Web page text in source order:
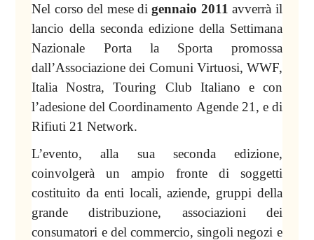
Nel corso del mese digennaio 2011 avverrà il
lancio della seconda edizione della Settimana
Nazionale Porta la Sporta promossa
dall’Associazione dei Comuni Virtuosi, WWF,
Italia Nostra, Touring Club Italiano e con
l’adesione del Coordinamento Agende 21, e di
Rifiuti 21 Network.
L’evento, alla sua seconda edizione,
coinvolgerà un ampio fronte di soggetti
costituito da enti locali, aziende, gruppi della
grande distribuzione, associazioni dei
consumatori e del commercio, singoli negozi e